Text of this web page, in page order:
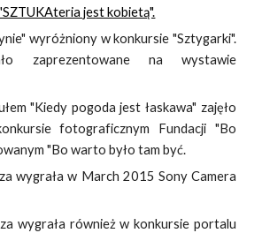
jest kobietą".
wyróżniony w konkursie "Sztygarki".
zaprezentowane na wystawie
"Kiedy pogoda jest łaskawa" zajęło
fotograficznym Fundacji "Bo
"Bo warto było tam być.
wygrała w March 2015 Sony Camera
wygrała również w konkursie portalu